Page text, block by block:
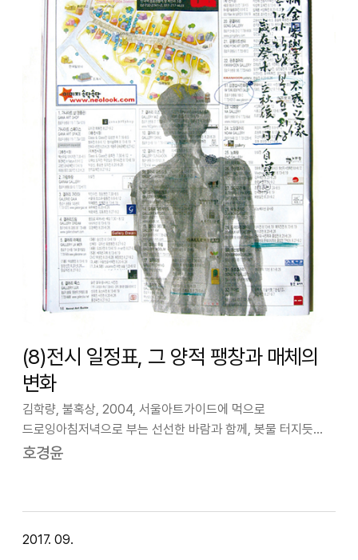
(8)전시 일정표, 그 양적 팽창과 매체의
변화
김학량, 불혹상, 2004, 서울아트가이드에 먹으로
드로잉아침저녁으로 부는 선선한 바람과 함께, 봇물 터지듯
수많은 전시 개막 소식들로부터 가을이 왔음을 알게 된다. 지난
호경윤
2017. 09.